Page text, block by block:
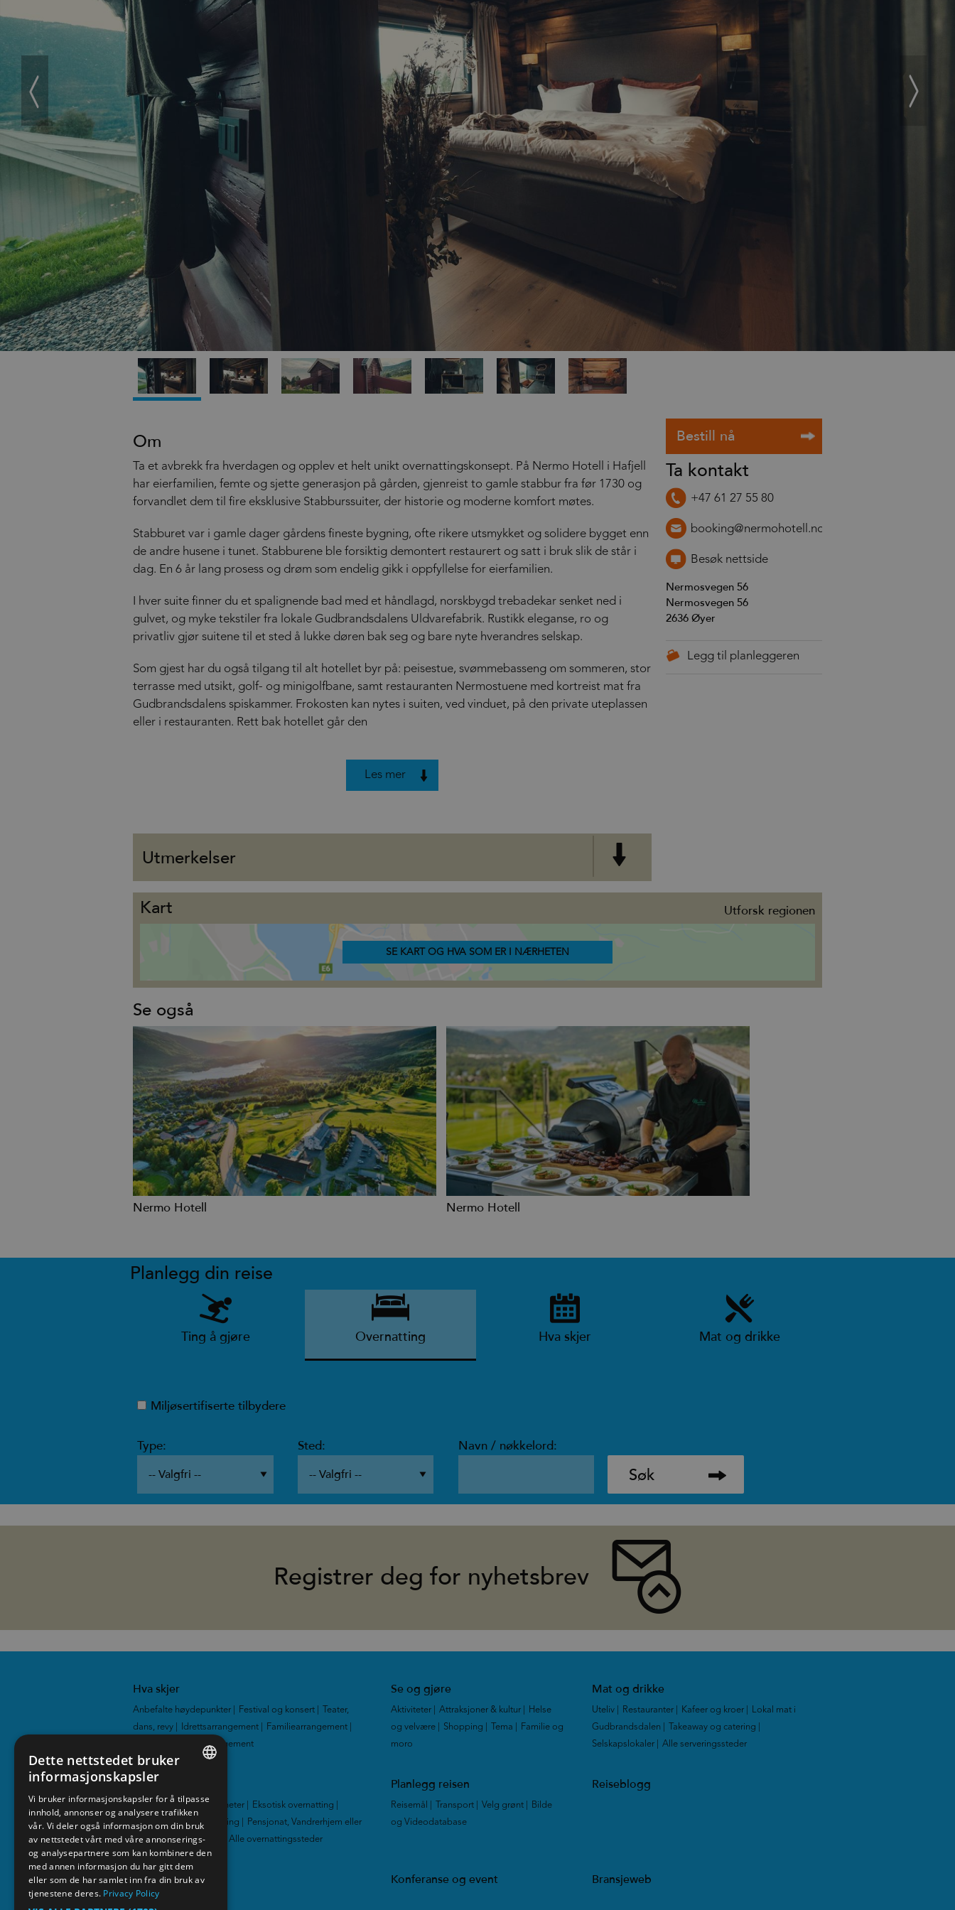
Prev
Om
Ta et avbrekk fra hverdagen og opplev et helt unikt overnattingskonsept. På Nermo Hotell i Hafjell
har eierfamilien, femte og sjette generasjon på gården, gjenreist to gamle stabbur fra før 1730 og
forvandlet dem til fire eksklusive Stabburssuiter, der historie og moderne komfort møtes.
Stabburet var i gamle dager gårdens fineste bygning, ofte rikere utsmykket og solidere bygget enn
de andre husene i tunet. Stabburene ble forsiktig demontert restaurert og satt i bruk slik de står i
dag. En 6 år lang prosess og drøm som endelig gikk i oppfyllelse for eierfamilien.
I hver suite finner du et spalignende bad med et håndlagd, norskbygd trebadekar senket ned i
gulvet, og myke tekstiler fra lokale Gudbrandsdalens Uldvarefabrik. Rustikk eleganse, ro og
privatliv gjør suitene til et sted å lukke døren bak seg og bare nyte hverandres selskap.
Som gjest har du også tilgang til alt hotellet byr på: peisestue, svømmebasseng om sommeren, stor
terrasse med utsikt, golf- og minigolfbane, samt restauranten Nermostuene med kortreist mat fra
Gudbrandsdalens spiskammer. Frokosten kan nytes i suiten, ved vinduet, på den private uteplassen
eller i restauranten. Rett bak hotellet går den
Les mer
Utmerkelser
Ta kontakt
+47 61 27 55 80
booking@nermohotell.no
Besøk nettside
Nermosvegen 56
Nermosvegen 56
2636 Øyer
Kart Utforsk regionen
SE KART OG HVA SOM ER I NÆRHETEN
Se også
Nermo Hotell Nermo Hotell
Planlegg din reise
Ting å gjøre Overnatting Hva skjer Mat og drikke
Miljøsertifiserte tilbydere
Type: Sted: Navn / nøkkelord:
Registrer deg for nyhetsbrev
Hva skjer
Anbefalte høydepunkter Festival og konsert
Teater,
dans, revy
Idrettsarrangement Familiearrangement
Alle arrangement
Se og gjøre
Aktiviteter Attraksjoner & kultur
Helse
og velvære
Shopping Tema
Familie og
moro
Mat og drikke
Uteliv Restauranter Kafeer og kroer
Lokal mat i
Gudbrandsdalen
Takeaway og catering
Selskapslokaler
Alle serveringssteder
Overnatting
Hotell| Hytter og leiligheter Eksotisk overnatting
Familievennlig overnatting
Pensjonat, Vandrerhjem eller
Gårdsferie| Camping Alle overnattingssteder
Planlegg reisen
Reisemål Transport Velg grønt
Bilde
og Videodatabase
Reiseblogg
Media Konferanse og event Bransjeweb
NORWEGIAN
GERMAN
Dette nettstedet bruker
informasjonskapsler
Vi bruker informasjonskapsler for å tilpasse
innhold, annonser og analysere trafikken
vår. Vi deler også informasjon om din bruk
av nettstedet vårt med våre annonserings-
og analysepartnere som kan kombinere den
med annen informasjon du har gitt dem
eller som de har samlet inn fra din bruk av
tjenestene deres. Privacy Policy